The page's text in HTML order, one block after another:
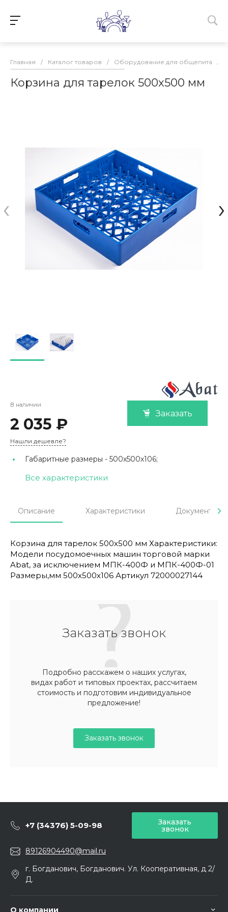
Главная / Каталог товаров / Оборудование для общепита /
Корзина для тарелок 500х500 мм
‹ ›
В наличии
2 035 ₽
Заказать
Нашли дешевле?
Габаритные размеры - 500х500х106;
Все характеристики
Описание Характеристики Документы
Корзина для тарелок 500х500 мм Характеристики:
Модели посудомоечных машин торговой марки
Abat, за исключением МПК-400Ф и МПК-400Ф-01
Размеры,мм 500х500х106 Артикул 72000027144
Заказать звонок
Подробно расскажем о наших услугах,
видах работ и типовых проектах, рассчитаем
стоимость и подготовим индивидуальное
предложение!
Заказать звонок
+7 (34376) 5-09-98 Заказать
звонок
89126904490@mail.ru
г. Богданович, Богданович. Ул. Кооперативная, д 2/
Д.
О компании